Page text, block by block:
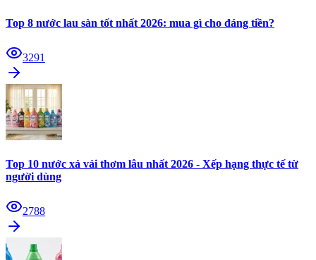
Top 8 nước lau sàn tốt nhất 2026: mua gì cho đáng tiền?
3291
Top 10 nước xả vải thơm lâu nhất 2026 - Xếp hạng thực tế từ
người dùng
2788